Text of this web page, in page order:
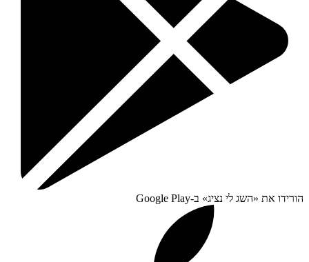
הורידו את «השג לי נציג» ב-Google Play